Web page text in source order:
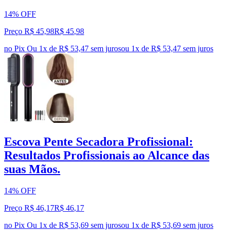
14% OFF
Preço R$ 45,98R$ 45,98
no Pix Ou 1x de R$ 53,47 sem jurosou 1x de R$ 53,47 sem juros
Escova Pente Secadora Profissional:
Resultados Profissionais ao Alcance das
suas Mãos.
14% OFF
Preço R$ 46,17R$ 46,17
no Pix Ou 1x de R$ 53,69 sem jurosou 1x de R$ 53,69 sem juros